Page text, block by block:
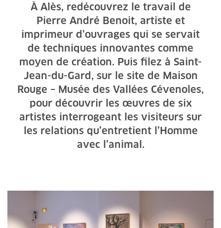
À Alès, redécouvrez le travail de
Pierre André Benoit, artiste et
imprimeur d’ouvrages qui se servait
de techniques innovantes comme
moyen de création. Puis filez à Saint-
Jean-du-Gard, sur le site de Maison
Rouge – Musée des Vallées Cévenoles,
pour découvrir les œuvres de six
artistes interrogeant les visiteurs sur
les relations qu’entretient l’Homme
avec l’animal.